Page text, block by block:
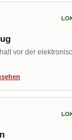
vor der